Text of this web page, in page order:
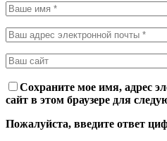
Сохраните мое имя, адрес
сайт в этом браузере для
Пожалуйста, введите ответ